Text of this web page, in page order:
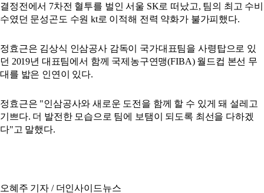
결정전에서 7차전 혈투를 벌인 서울 SK로 떠났고, 팀의 최고 수비
수였던 문성곤도 수원 kt로 이적해 전력 약화가 불가피했다.
정효근은 김상식 인삼공사 감독이 국가대표팀을 사령탑으로 있
던 2019년 대표팀에서 함께 국제농구연맹(FIBA) 월드컵 본선 무
대를 밟은 인연이 있다.
정효근은 "인삼공사와 새로운 도전을 함께 할 수 있게 돼 설레고
기쁘다. 더 발전한 모습으로 팀에 보탬이 되도록 최선을 다하겠
다"고 말했다.
오혜주 기자 / 더인사이드뉴스